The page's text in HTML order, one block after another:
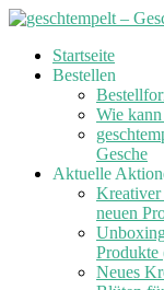
Skip
Startseite
Bestellen
Wie
Gesche
Aktuelle
Kreativer
neuen
Neues